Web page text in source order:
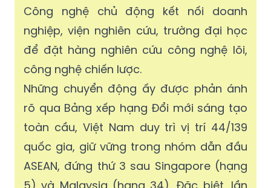
Công nghệ chủ động kết nối doanh
nghiệp, viện nghiên cứu, trường đại học
để đặt hàng nghiên cứu công nghệ lõi,
công nghệ chiến lược.
Những chuyển động ấy được phản ánh
rõ qua Bảng xếp hạng Đổi mới sáng tạo
toàn cầu, Việt Nam duy trì vị trí 44/139
quốc gia, giữ vững trong nhóm dẫn đầu
ASEAN, đứng thứ 3 sau Singapore (hạng